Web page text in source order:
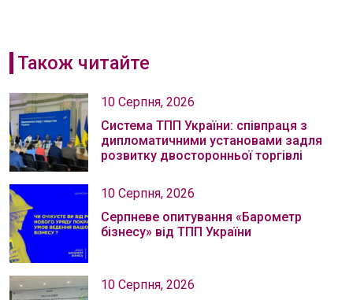
Також читайте
10 Серпня, 2026
Система ТПП України: співпраця з
дипломатичними установами задля
розвитку двосторонньої торгівлі
10 Серпня, 2026
Серпневе опитування «Барометр
бізнесу» від ТПП України
10 Серпня, 2026